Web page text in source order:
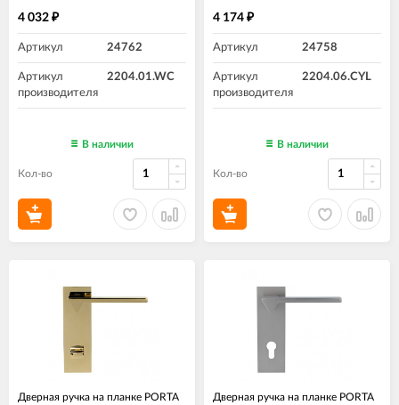
4 032 ₽
Артикул 24762
Артикул
производителя
2204.01.WC
В наличии
Кол-во
4 174 ₽
Артикул 24758
Артикул
производителя
2204.06.CYL
В наличии
Кол-во
Дверная ручка на планке PORTA Дверная ручка на планке PORTA